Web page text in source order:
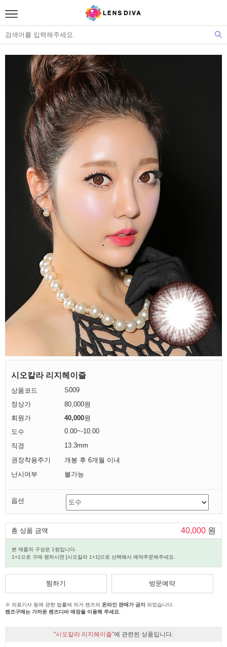
시오칼라 리지헤이즐
상품코드
S009
정상가
80,000원
회원가
40,000원
도수
0.00~-10.00
직경
13.3mm
권장착용주기
개봉 후 6개월 이내
난시여부
불가능
옵션
총 상품 금액 40,000원
본 제품의 구성은 1쌍입니다.
1+1으로 구매 원하시면 [시오칼라 1+1]으로 선택해서 예약주문해주세요.
찜하기 방문예약
※ 의료기사 등에 관한 법률에 의거 렌즈의 온라인 판매가 금지
되었습니다.
렌즈구매는 가까운 렌즈디바 매장을 이용해 주세요.
"시오칼라 리지헤이즐"에 관련된 상품입니다.